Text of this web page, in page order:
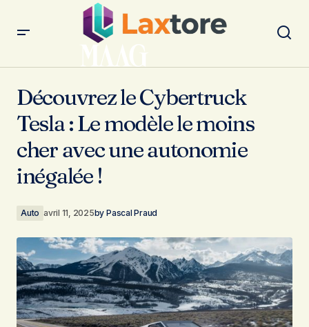
avec une autonomie inégalée !
Découvrez le Cybertruck
Tesla : Le modèle le moins
cher avec une autonomie
inégalée !
Auto avril 11, 2025by Pascal Praud